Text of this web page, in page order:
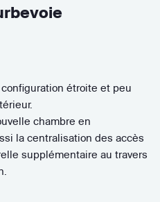
étroite et peu
chambre en
la centralisation des accès
supplémentaire au travers